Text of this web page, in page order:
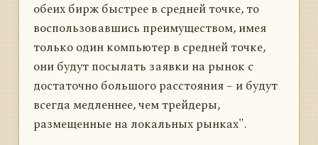
обеих бирж быстрее в средней точке, то
воспользовавшись преимуществом, имея
только один компьютер в средней точке,
они будут посылать заявки на рынок с
достаточно большого расстояния – и будут
всегда медленнее, чем трейдеры,
размещенные на локальных рынках".